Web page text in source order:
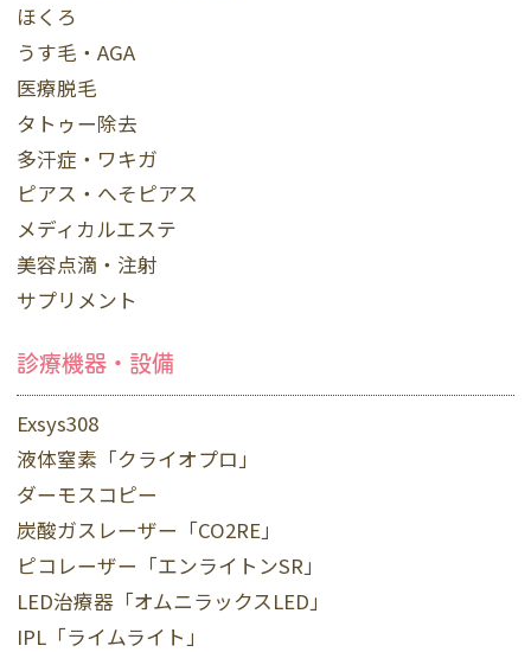
ほくろ
うす毛・AGA
医療脱毛
タトゥー除去
多汗症・ワキガ
ピアス・へそピアス
メディカルエステ
美容点滴・注射
サプリメント
診療機器・設備
Exsys308
液体窒素「クライオプロ」
ダーモスコピー
炭酸ガスレーザー「CO2RE」
ピコレーザー「エンライトンSR」
LED治療器「オムニラックスLED」
IPL「ライムライト」